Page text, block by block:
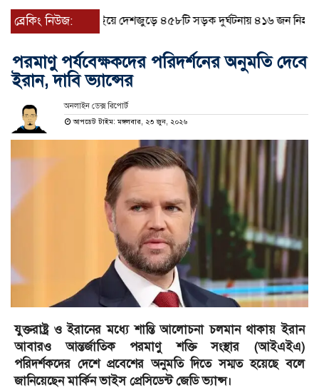
ব্রেকিং নিউজ:জুলাইয়ে দেশজুড়ে ৪৫৮টি সড়ক দুর্ঘটনায় ৪১৬ জন নিহত
পরমাণু পর্যবেক্ষকদের পরিদর্শনের অনুমতি দেবে
ইরান, দাবি ভ্যান্সের
অনলাইন ডেক্স রিপোর্ট
আপডেট টাইম: মঙ্গলবার, ২৩ জুন, ২০২৬
যুক্তরাষ্ট্র ও ইরানের মধ্যে শান্তি আলোচনা চলমান থাকায় ইরান
আবারও আন্তর্জাতিক পরমাণু শক্তি সংস্থার (আইএইএ)
পরিদর্শকদের দেশে প্রবেশের অনুমতি দিতে সম্মত হয়েছে বলে
জানিয়েছেন মার্কিন ভাইস প্রেসিডেন্ট জেডি ভ্যান্স।